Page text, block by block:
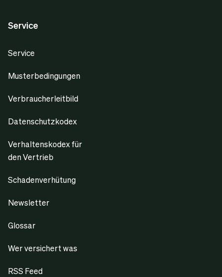
Service
Service
Musterbedingungen
Verbraucherleitbild
Datenschutzkodex
Verhaltenskodex für
den Vertrieb
Schadenverhütung
Newsletter
Glossar
Wer versichert was
RSS Feed